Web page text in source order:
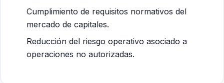
Cumplimiento de requisitos normativos del
mercado de capitales.
Reducción del riesgo operativo asociado a
operaciones no autorizadas.